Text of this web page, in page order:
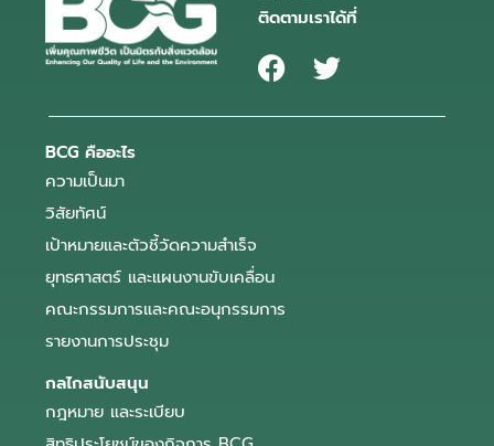
ติดตามเราได้ที่
BCG คืออะไร
ความเป็นมา
วิสัยทัศน์
เป้าหมายและตัวชี้วัดความสำเร็จ
ยุทธศาสตร์ และแผนงานขับเคลื่อน
คณะกรรมการและคณะอนุกรรมการ
รายงานการประชุม
กลไกสนับสนุน
กฎหมาย และระเบียบ